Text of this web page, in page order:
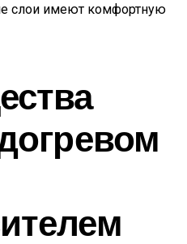
слои имеют комфортную